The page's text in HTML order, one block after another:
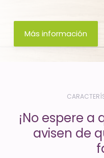
es
oro
Más información
¡No espere a
avisen de